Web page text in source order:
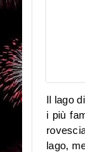
Il lago
i più
lago,